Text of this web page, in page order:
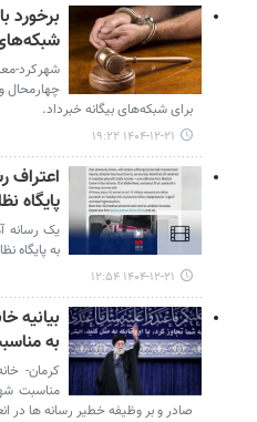
برخورد
شهرکرد-
چهارمحال
برای شبکه‌های بیگانه خبرداد.
۱۴۰۴-۱۲-۲۱ ۱۹:۲۲
اعتراف
پایگاه
یک رسانه
به پایگاه
۱۴۰۴-۱۲-۲۱ ۱۲:۵۴
بیانیه
به
کرمان-
مناسبت
صادر و بر وظیفه خطیر رسانه ها در